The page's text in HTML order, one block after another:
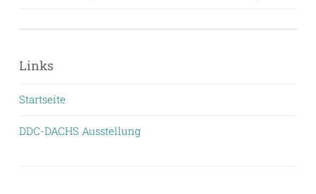
Links
Startseite
DDC-DACHS Ausstellung